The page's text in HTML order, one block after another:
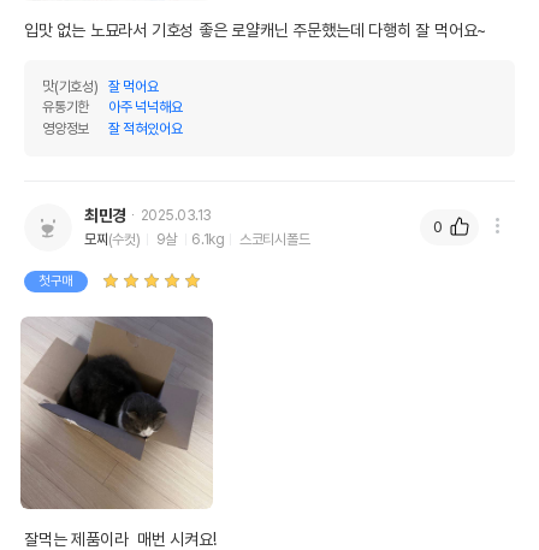
입맛 없는 노묘라서 기호성 좋은 로얄캐닌 주문했는데 다행히 잘 먹어요~
맛(기호성)
잘 먹어요
유통기한
아주 넉넉해요
영양정보
잘 적혀있어요
최민경
2025.03.13
모찌(수컷) 9살 6.1kg 스코티시폴드
첫구매
잘먹는 제품이라  매번 시켜요!
0